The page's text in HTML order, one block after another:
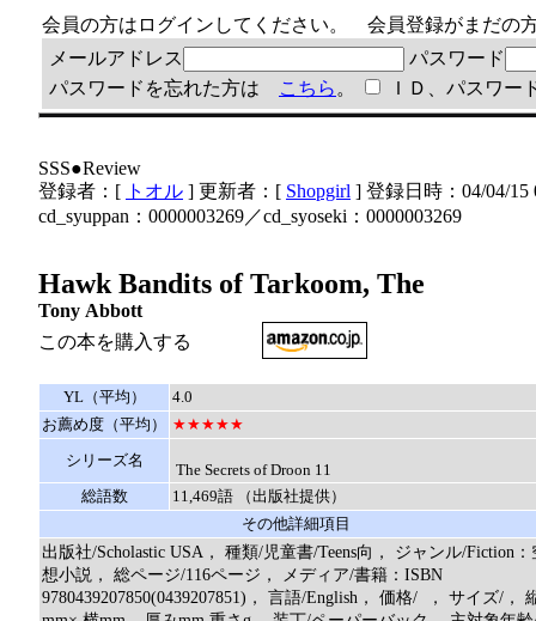
会員の方はログインしてください。 会員登録がまだ
メールアドレス
パスワード
パスワードを忘れた方は
こちら 。 ＩＤ、パスワー
SSS●Review
登録者：[ トオル ] 更新者：[ Shopgirl ] 登録日時：04/04/15
cd_syuppan：0000003269／cd_syoseki：0000003269
Hawk Bandits of Tarkoom, The
Tony Abbott
この本を購入する
YL（平均）
4.0
お薦め度（平均）
★★★★★
シリーズ名
The Secrets of Droon 11
総語数
11,469語 （出版社提供）
その他詳細項目
出版社/Scholastic USA， 種類/児童書/Teens向， ジャンル/Fiction：
想小説， 総ページ/116ページ， メディア/書籍：ISBN
9780439207850(0439207851)， 言語/English， 価格/ ， サイズ/，